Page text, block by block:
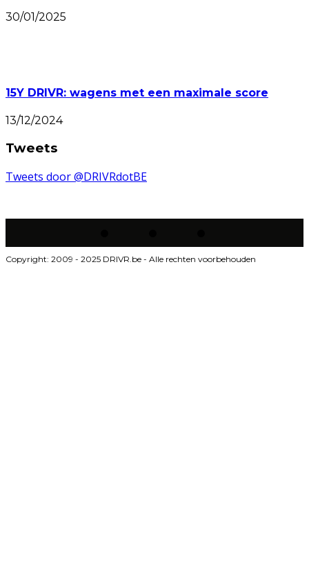
30/01/2025
15Y DRIVR: wagens met een maximale score
13/12/2024
Tweets
Tweets door @DRIVRdotBE
Copyright: 2009 - 2025 DRIVR.be - Alle rechten voorbehouden